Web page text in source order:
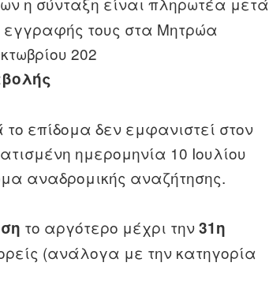
εγγραφής τους στα Μητρώα
202
επίδομα δεν εμφανιστεί στον
ημερομηνία 10 Ιουλίου
αναδρομικής αναζήτησης.
το αργότερο μέχρι την31η
(ανάλογα με την κατηγορία